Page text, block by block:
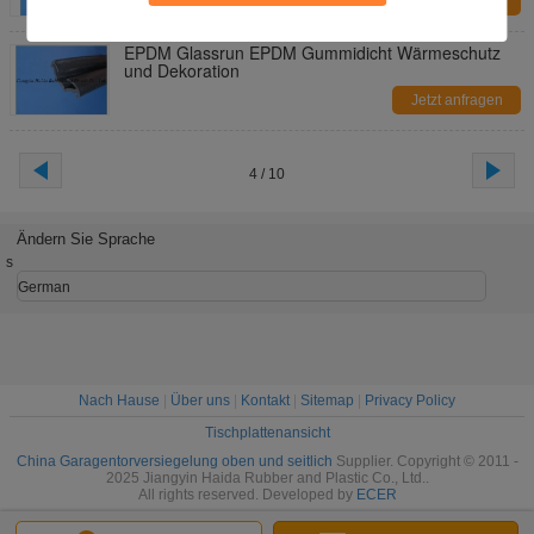
EPDM Glassrun EPDM Gummidicht Wärmeschutz
und Dekoration
Jetzt anfragen
4 / 10
Ändern Sie Sprache
s
German
Nach Hause Über uns Kontakt Sitemap
Privacy Policy
Tischplattenansicht
China Garagentorversiegelung oben und seitlich Supplier. Copyright © 2011 -
2025 Jiangyin Haida Rubber and Plastic Co., Ltd..
All rights reserved. Developed by ECER